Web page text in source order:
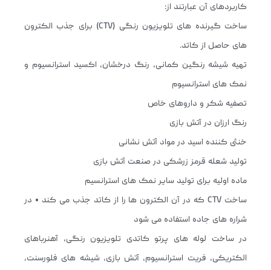
کاربردهای آن عبارتند از:
ساخت گیرنده های تلویزیون رنگی (CTV) برای جذب الکترون
های حاصل از کاتد.
تهیه شیشه رنگین کمانی، رنگ درخشان، اکسید استرانسیوم و
نمک های استرانسیوم
تصفیه شکر و داروهای خاص
رنگ ارزان در آتش بازی
خنثی کننده اسید در مواد آتش نشانی
تولید شعله قرمز زرشکی در صنعت آتش بازی
ماده اولیه برای تولید سایر نمک های استرانسیم
ساخت CTV که در آن الکترون ها را از کاتد جذب می کند • در
شراره های جاده استفاده می شود
در ساخت لوله های پرتو کاتدی تلویزیون رنگی، آهنرباهای
الکتریکی، فریت استرانسیوم، آتش بازی، شیشه های فلورسنت،